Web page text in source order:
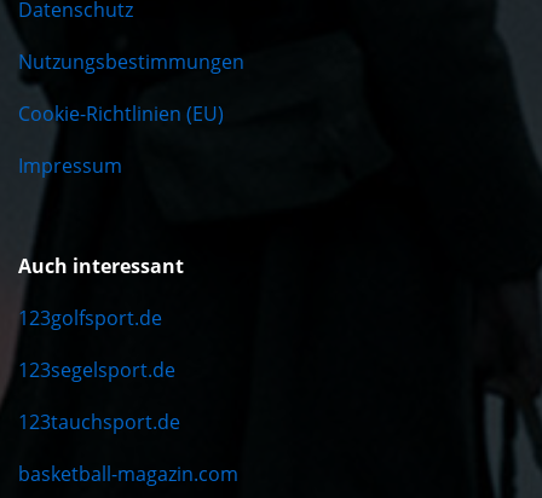
Datenschutz
Nutzungsbestimmungen
Cookie-Richtlinien (EU)
Impressum
Auch interessant
123golfsport.de
123segelsport.de
123tauchsport.de
basketball-magazin.com